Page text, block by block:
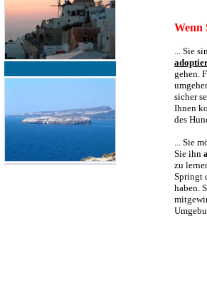
Wenn
... Sie
gehen.
sicher
Ihnen
des
... Sie
Sie ihn
zu
Springt
haben.